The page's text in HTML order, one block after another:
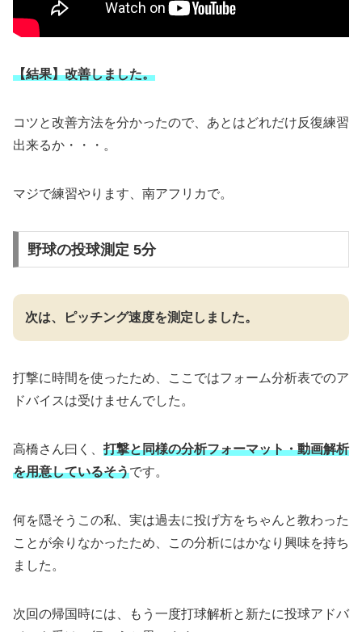
【結果】改善しました。
コツと改善方法を分かったので、あとはどれだけ反復練習
出来るか・・・。
マジで練習やります、南アフリカで。
野球の投球測定 5分
次は、ピッチング速度を測定しました。
打撃に時間を使ったため、ここではフォーム分析表でのア
ドバイスは受けませんでした。
高橋さん曰く、 打撃と同様の分析フォーマット・動画解析
を用意しているそうです。
何を隠そうこの私、実は過去に投げ方をちゃんと教わった
ことが余りなかったため、この分析にはかなり興味を持ち
ました。
次回の帰国時には、もう一度打球解析と新たに投球アドバ